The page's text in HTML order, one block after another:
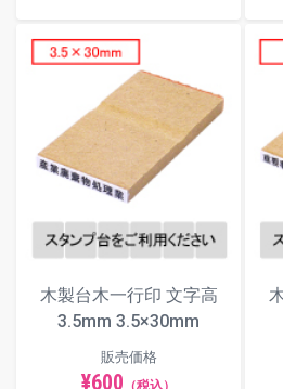
7×30
木製台木一行印 文字高
3.5mm 3.5×30mm
販売価格
¥600 （税込）